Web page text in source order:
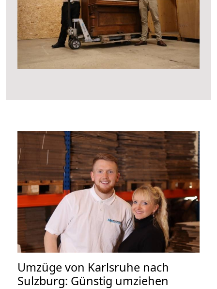
Umzüge von Karlsruhe nach
Sulzburg: Günstig umziehen